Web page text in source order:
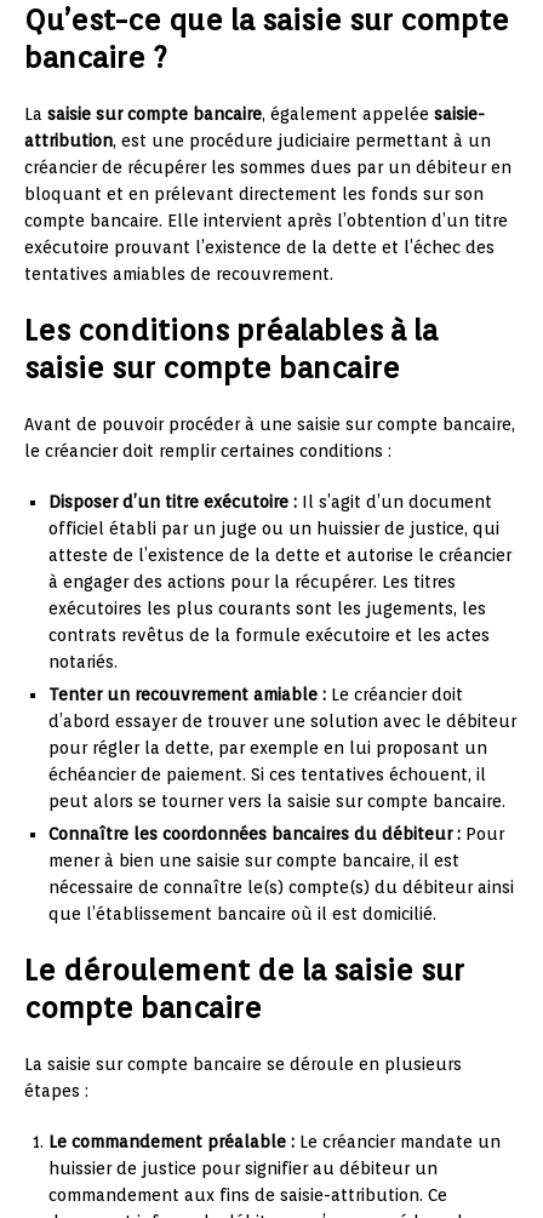
Qu’est-ce que la saisie sur compte
bancaire ?
La saisie sur compte bancaire, également appelée saisie-
attribution, est une procédure judiciaire permettant à un
créancier de récupérer les sommes dues par un débiteur en
bloquant et en prélevant directement les fonds sur son
compte bancaire. Elle intervient après l’obtention d’un titre
exécutoire prouvant l’existence de la dette et l’échec des
tentatives amiables de recouvrement.
Les conditions préalables à la
saisie sur compte bancaire
Avant de pouvoir procéder à une saisie sur compte bancaire,
le créancier doit remplir certaines conditions :
Disposer d’un titre exécutoire : Il s’agit d’un document
officiel établi par un juge ou un huissier de justice, qui
atteste de l’existence de la dette et autorise le créancier
à engager des actions pour la récupérer. Les titres
exécutoires les plus courants sont les jugements, les
contrats revêtus de la formule exécutoire et les actes
notariés.
Tenter un recouvrement amiable : Le créancier doit
d’abord essayer de trouver une solution avec le débiteur
pour régler la dette, par exemple en lui proposant un
échéancier de paiement. Si ces tentatives échouent, il
peut alors se tourner vers la saisie sur compte bancaire.
Connaître les coordonnées bancaires du débiteur : Pour
mener à bien une saisie sur compte bancaire, il est
nécessaire de connaître le(s) compte(s) du débiteur ainsi
que l’établissement bancaire où il est domicilié.
Le déroulement de la saisie sur
compte bancaire
La saisie sur compte bancaire se déroule en plusieurs
étapes :
Le commandement préalable : Le créancier mandate un
huissier de justice pour signifier au débiteur un
commandement aux fins de saisie-attribution. Ce